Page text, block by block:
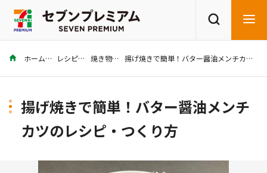
商品を探す レシピを探す
ホーム レシピ 焼き物 揚げ焼きで簡単！バター醤油メンチカツのレシピ・つくり方
揚げ焼きで簡単！バター醤油メンチ
カツのレシピ・つくり方